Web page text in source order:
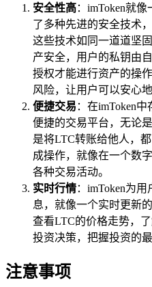
安全性高：imToken就
了多种先进的安全技术
这些技术如同一道道坚
产安全，用户的私钥由
授权才能进行资产的操
风险，让用户可以安心
便捷交易 ：在imToken
便捷的交易平台，无论
是将LTC转账给他人，
成操作，就像在一个数
各种交易活动。
实时行情：imToken为
息，就像一个实时更新
查看LTC的价格走势，
投资决策，把握投资的最
注意事项